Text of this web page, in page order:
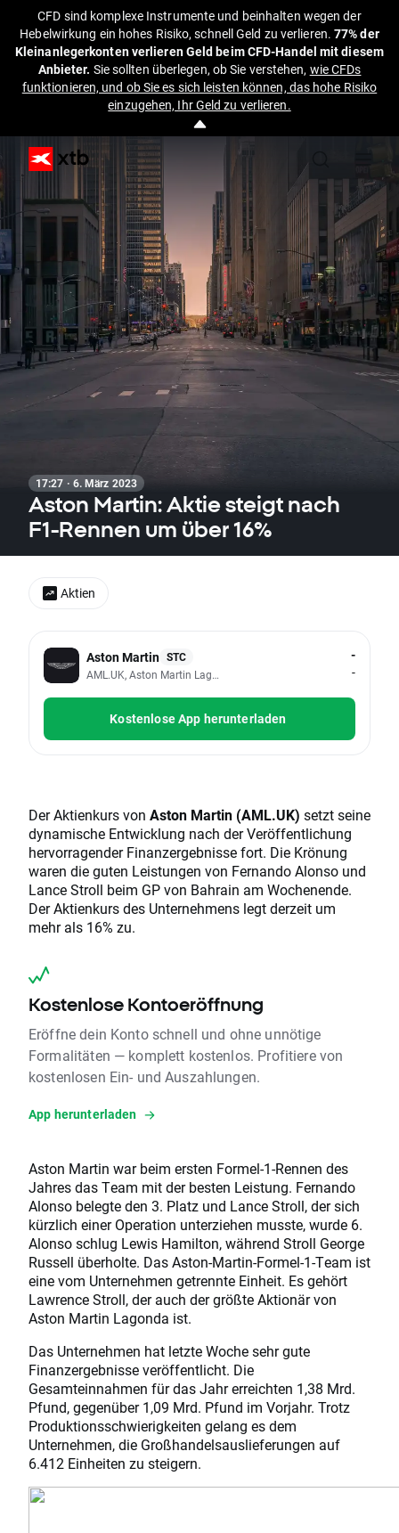
CFD sind komplexe Instrumente und beinhalten wegen der
Hebelwirkung ein hohes Risiko, schnell Geld zu verlieren.77% der
Kleinanlegerkonten verlieren Geld beim CFD-Handel mit diesem
Anbieter. Sie sollten überlegen, ob Sie verstehen, wie CFDs
funktionieren, und ob Sie es sich leisten können, das hohe Risiko
einzugehen, Ihr Geld zu verlieren.
17:27 · 6. März 2023
Aston Martin: Aktie steigt nach
F1-Rennen um über 16%
Aston Martin STC
AML.UK, Aston Martin Lagonda Global Holdings PLC
-
-
Kostenlose App herunterladen
Der Aktienkurs von Aston Martin (AML.UK) setzt seine
dynamische Entwicklung nach der Veröffentlichung
hervorragender Finanzergebnisse fort. Die Krönung
waren die guten Leistungen von Fernando Alonso und
Lance Stroll beim GP von Bahrain am Wochenende.
Der Aktienkurs des Unternehmens legt derzeit um
mehr als 16% zu.
Kostenlose Kontoeröffnung
Eröffne dein Konto schnell und ohne unnötige
Formalitäten — komplett kostenlos. Profitiere von
kostenlosen Ein- und Auszahlungen.
App herunterladen
Aston Martin war beim ersten Formel-1-Rennen des
Jahres das Team mit der besten Leistung. Fernando
Alonso belegte den 3. Platz und Lance Stroll, der sich
kürzlich einer Operation unterziehen musste, wurde 6.
Alonso schlug Lewis Hamilton, während Stroll George
Russell überholte. Das Aston-Martin-Formel-1-Team ist
eine vom Unternehmen getrennte Einheit. Es gehört
Lawrence Stroll, der auch der größte Aktionär von
Aston Martin Lagonda ist.
Das Unternehmen hat letzte Woche sehr gute
Finanzergebnisse veröffentlicht. Die
Gesamteinnahmen für das Jahr erreichten 1,38 Mrd.
Pfund, gegenüber 1,09 Mrd. Pfund im Vorjahr. Trotz
Produktionsschwierigkeiten gelang es dem
Unternehmen, die Großhandelsauslieferungen auf
6.412 Einheiten zu steigern.
Aktien